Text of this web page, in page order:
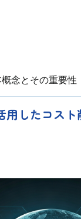
概念とその重要
用したコス